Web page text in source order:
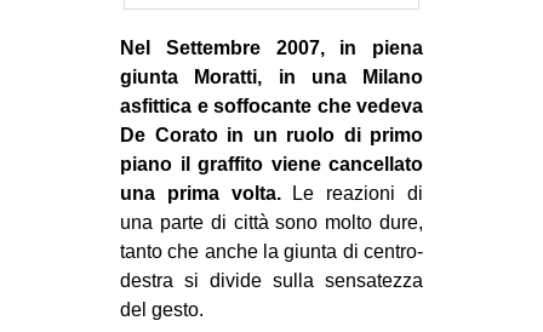
Nel Settembre 2007, in piena
giunta Moratti, in una Milano
asfittica e soffocante che vedeva
De Corato in un ruolo di primo
piano il graffito viene cancellato
una prima volta.Le reazioni di
una parte di città sono molto dure,
tanto che anche la giunta di centro-
destra si divide sulla sensatezza
del gesto.